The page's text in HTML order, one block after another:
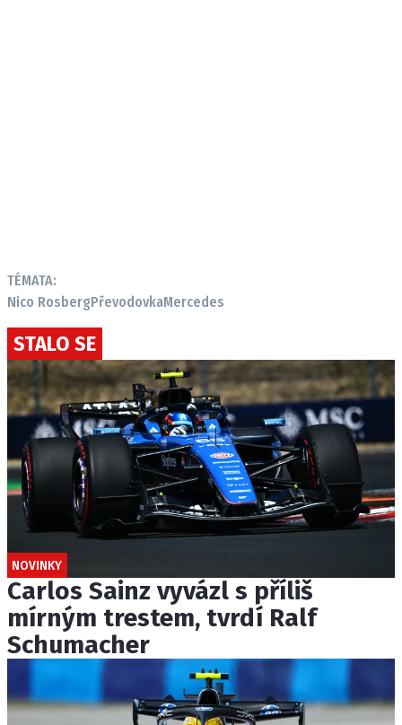
TÉMATA:
Nico RosbergPřevodovkaMercedes
STALO SE
NOVINKY
Carlos Sainz vyvázl s příliš
mírným trestem, tvrdí Ralf
Schumacher